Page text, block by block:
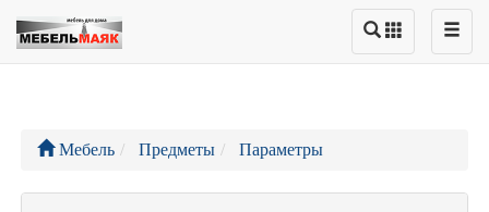
Мебель Предметы Параметры